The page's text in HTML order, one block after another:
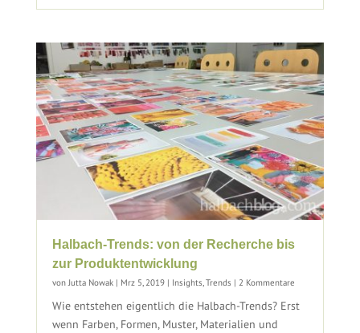
Halbach-Trends: von der Recherche bis
zur Produktentwicklung
vonJutta Nowak| Mrz 5, 2019| Insights,Trends | 2 Kommentare
Wie entstehen eigentlich die Halbach-Trends? Erst
wenn Farben, Formen, Muster, Materialien und